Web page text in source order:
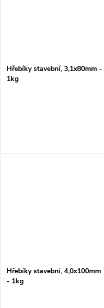
Hřebíky stavební, 3,1x80mm -
1kg
Hřebíky stavební, 4,0x100mm
- 1kg